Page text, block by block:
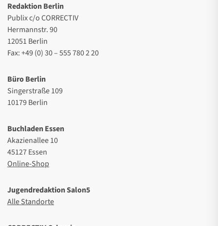
Redaktion Berlin
Publix c/o CORRECTIV
Hermannstr. 90
12051 Berlin
Fax: +49 (0) 30 – 555 780 2 20
Büro Berlin
Singerstraße 109
10179 Berlin
Buchladen Essen
Akazienallee 10
45127 Essen
Online-Shop
Jugendredaktion Salon5
Alle Standorte